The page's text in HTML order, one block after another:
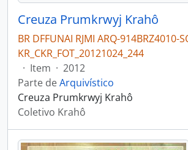
Creuza Prumkrwyj Krahô
BR DFFUNAI RJMI ARQ-914BRZ4010-
KR_CKR_FOT_20121024_244
· Item · 2012
Parte deArquivístico
Creuza Prumkrwyj Krahô
Coletivo Krahô